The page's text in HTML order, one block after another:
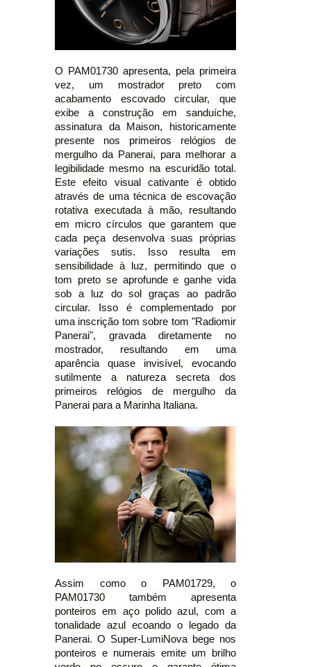
O PAM01730 apresenta, pela primeira
vez, um mostrador preto com
acabamento escovado circular, que
exibe a construção em sanduíche,
assinatura da Maison, historicamente
presente nos primeiros relógios de
mergulho da Panerai, para melhorar a
legibilidade mesmo na escuridão total.
Este efeito visual cativante é obtido
através de uma técnica de escovação
rotativa executada à mão, resultando
em micro círculos que garantem que
cada peça desenvolva suas próprias
variações sutis. Isso resulta em
sensibilidade à luz, permitindo que o
tom preto se aprofunde e ganhe vida
sob a luz do sol graças ao padrão
circular. Isso é complementado por
uma inscrição tom sobre tom "Radiomir
Panerai", gravada diretamente no
mostrador, resultando em uma
aparência quase invisível, evocando
sutilmente a natureza secreta dos
primeiros relógios de mergulho da
Panerai para a Marinha Italiana.
Assim como o PAM01729, o
PAM01730 também apresenta
ponteiros em aço polido azul, com a
tonalidade azul ecoando o legado da
Panerai. O Super-LumiNova bege nos
ponteiros e numerais emite um brilho